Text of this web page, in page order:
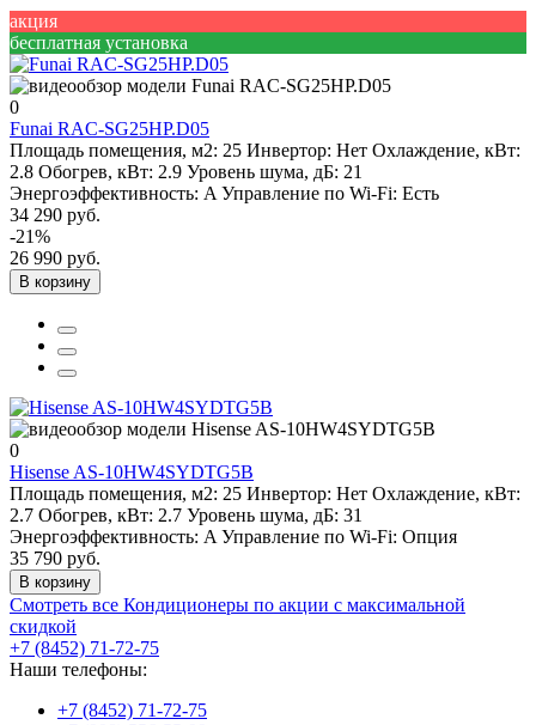
акция
бесплатная установка
0
Funai RAC-SG25HP.D05
Площадь помещения, м2: 25 Инвертор: Нет Охлаждение, кВт:
2.8 Обогрев, кВт: 2.9 Уровень шума, дБ: 21
Энергоэффективность: A Управление по Wi-Fi: Есть
34 290 руб.
-21%
26 990 руб.
В корзину
0
Hisense AS-10HW4SYDTG5B
Площадь помещения, м2: 25 Инвертор: Нет Охлаждение, кВт:
2.7 Обогрев, кВт: 2.7 Уровень шума, дБ: 31
Энергоэффективность: A Управление по Wi-Fi: Опция
35 790 руб.
В корзину
Смотреть все Кондиционеры по акции с максимальной
скидкой
+7 (8452) 71-72-75
Наши телефоны:
+7 (8452) 71-72-75